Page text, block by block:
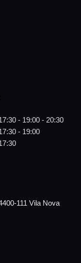
- 19:00 - 20:30
- 19:00
111 Vila Nova